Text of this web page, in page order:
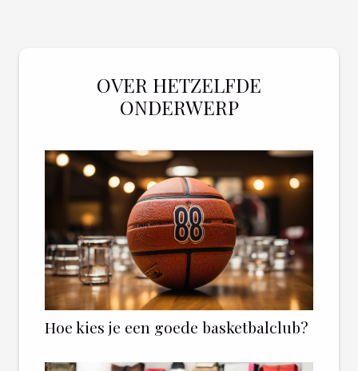
OVER HETZELFDE
ONDERWERP
Hoe kies je een goede basketbalclub?